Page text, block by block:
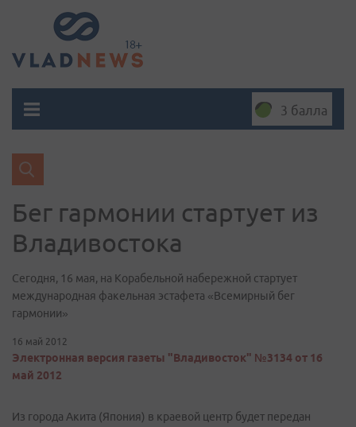
3 балла
Бег гармонии стартует из
Владивостока
Сегодня, 16 мая, на Корабельной набережной стартует
международная факельная эстафета «Всемирный бег
гармонии»
16 май 2012
Электронная версия газеты "Владивосток" №3134 от 16
май 2012
Из города Акита (Япония) в краевой центр будет передан